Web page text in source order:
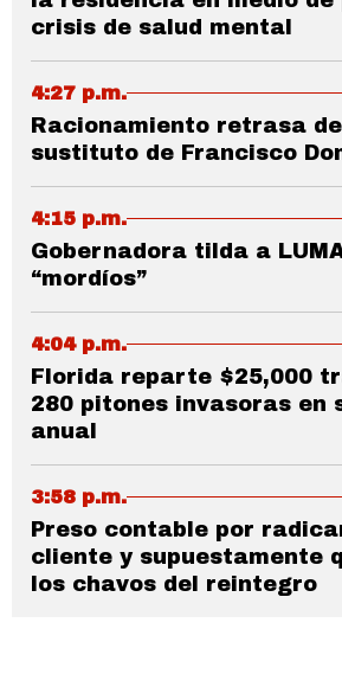
crisis de salud mental
4:27 p.m.
Racionamiento retrasa
sustituto de Francisco
4:15 p.m.
Gobernadora tilda a
“mordíos”
4:04 p.m.
Florida reparte $25,000
280 pitones invasoras en
anual
3:58 p.m.
Preso contable por
cliente y supuestamente
los chavos del reintegro